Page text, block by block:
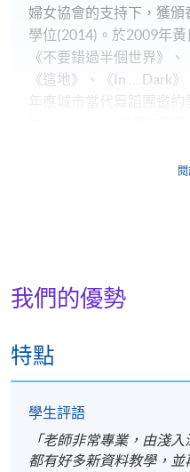
婦女協會的支持下，獲
學位(2014)。於2009年黃
《不要錯過半個世界》
《這地》、《In … Dark
年應城市當代舞蹈團邀約
用眼睛找到你》及香港
會《奮青樂與路》品格教
詳情
上課詳情
舞蹈入門及踢躂舞（一）
Hip Hop 舞（I）
我們的優勢
特點
學生評語
「老師非常專業，由淺
都有好多新資料教學，並